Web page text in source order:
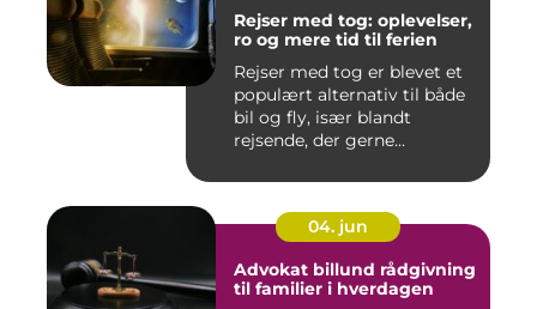
Rejser med tog: oplevelser,
ro og mere tid til ferien
Rejser med tog er blevet et
populært alternativ til både
bil og fly, især blandt
rejsende, der gerne...
04. jun
Advokat billund rådgivning
til familier i hverdagen